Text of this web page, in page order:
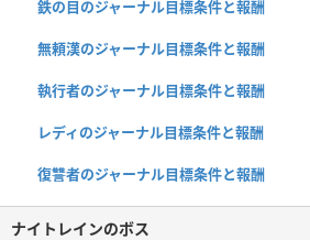
鉄の目のジャーナル目標条件と報酬
無頼漢のジャーナル目標条件と報酬
執行者のジャーナル目標条件と報酬
レディのジャーナル目標条件と報酬
復讐者のジャーナル目標条件と報酬
ナイトレインのボス